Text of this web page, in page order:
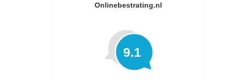
Onlinebestrating.nl
9.1